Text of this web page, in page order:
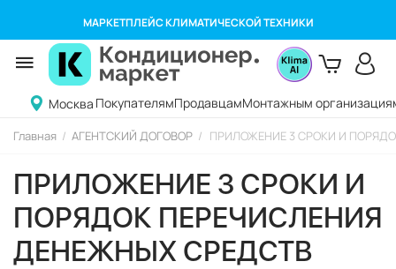
МАРКЕТПЛЕЙС КЛИМАТИЧЕСКОЙ ТЕХНИКИ
Москва ПокупателямПродавцамМонтажным
Главная / АГЕНТСКИЙ ДОГОВОР / ПРИЛОЖЕНИЕ 3 СРОКИ И
ПРИЛОЖЕНИЕ 3 СРОКИ И
ПОРЯДОК ПЕРЕЧИСЛЕНИЯ
ДЕНЕЖНЫХ СРЕДСТВ